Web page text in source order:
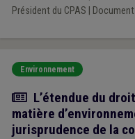
Président du CPAS
Environnement
Article
L’étendue du
matière
jurisprudence de la